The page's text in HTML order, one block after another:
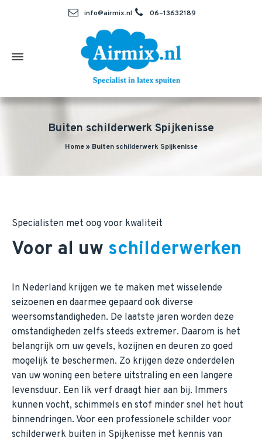
info@airmix.nl 06–13632189
Buiten schilderwerk Spijkenisse
Home» Buiten schilderwerk Spijkenisse
Specialisten met oog voor kwaliteit
Voor al uw schilderwerken
In Nederland krijgen we te maken met wisselende
seizoenen en daarmee gepaard ook diverse
weersomstandigheden. De laatste jaren worden deze
omstandigheden zelfs steeds extremer. Daarom is het
belangrijk om uw gevels, kozijnen en deuren zo goed
mogelijk te beschermen. Zo krijgen deze onderdelen
van uw woning een betere uitstraling en een langere
levensduur. Een lik verf draagt hier aan bij. Immers
kunnen vocht, schimmels en stof minder snel het hout
binnendringen. Voor een professionele schilder voor
schilderwerk buiten in Spijkenisse met kennis van